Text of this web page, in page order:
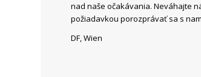
nad naše očakávania. Neváhajte
požiadavkou porozprávať sa s
DF, Wien